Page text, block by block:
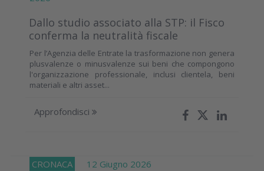
Dallo studio associato alla STP: il Fisco
conferma la neutralità fiscale
Per l’Agenzia delle Entrate la trasformazione non genera
plusvalenze o minusvalenze sui beni che compongono
l'organizzazione professionale, inclusi clientela, beni
materiali e altri asset...
Approfondisci
CRONACA 12 Giugno 2026